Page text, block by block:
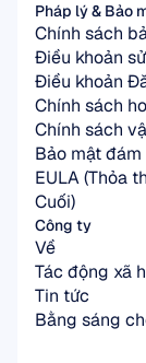
Công ty
Về
Tác động xã
Tin tức
Bằng sáng
Pháp lý & Bảo
Chính sách
Điều khoản
Điều khoản
Chính sách
Chính sách
Bảo mật đám
EULA (Thỏa
Cuối)